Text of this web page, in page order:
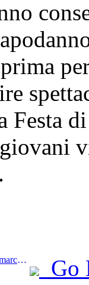
Festa
Prev:China Travel Group ha lanciato il marchio 'China Travel Good Times' per espandersi nel mercato del turismo per anziani. Go